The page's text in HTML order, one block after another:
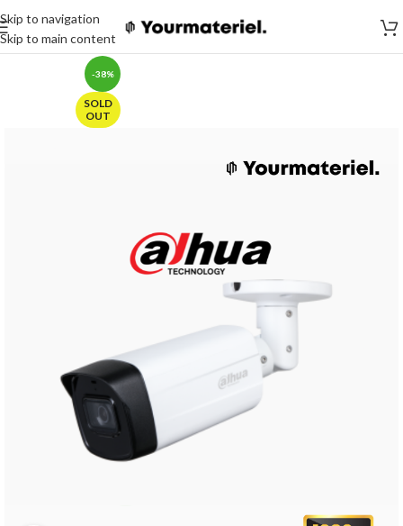
Skip to navigation
Skip to main content
-38%
SOLD
OUT